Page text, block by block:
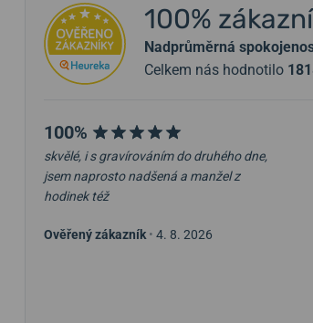
100%
Nadprůměrná
Celkem nás hodnotilo
100%
skvělé, i s gravírováním do druhého dne,
jsem naprosto nadšená a manžel z
hodinek též
Ověřený zákazník • 4. 8. 2026